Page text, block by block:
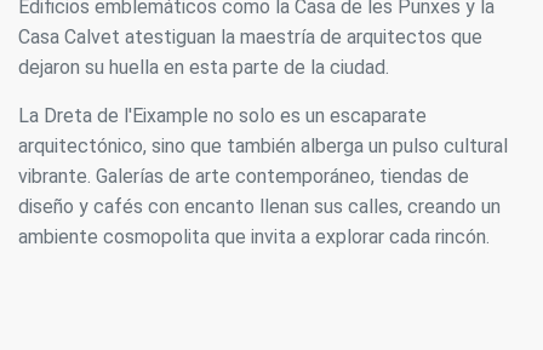
Edificios emblemáticos como la Casa de les Punxes y la
Casa Calvet atestiguan la maestría de arquitectos que
dejaron su huella en esta parte de la ciudad.
La Dreta de l'Eixample no solo es un escaparate
arquitectónico, sino que también alberga un pulso cultural
vibrante. Galerías de arte contemporáneo, tiendas de
diseño y cafés con encanto llenan sus calles, creando un
ambiente cosmopolita que invita a explorar cada rincón.